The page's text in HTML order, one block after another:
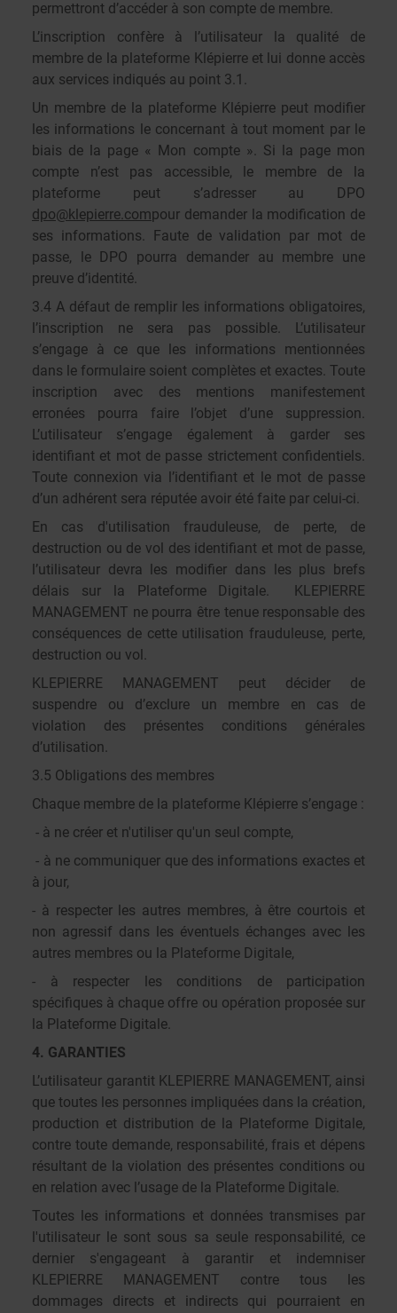
permettront d’accéder à son compte de membre.
L’inscription confère à l’utilisateur la qualité de
membre de la plateforme Klépierre et lui donne accès
aux services indiqués au point 3.1.
Un membre de la plateforme Klépierre peut modifier
les informations le concernant à tout moment par le
biais de la page « Mon compte ». Si la page mon
compte n’est pas accessible, le membre de la
plateforme peut s’adresser au DPO
dpo@klepierre.compour demander la modification de
ses informations. Faute de validation par mot de
passe, le DPO pourra demander au membre une
preuve d’identité.
3.4 A défaut de remplir les informations obligatoires,
l’inscription ne sera pas possible. L’utilisateur
s’engage à ce que les informations mentionnées
dans le formulaire soient complètes et exactes. Toute
inscription avec des mentions manifestement
erronées pourra faire l’objet d’une suppression.
L’utilisateur s’engage également à garder ses
identifiant et mot de passe strictement confidentiels.
Toute connexion via l’identifiant et le mot de passe
d’un adhérent sera réputée avoir été faite par celui-ci.
En cas d'utilisation frauduleuse, de perte, de
destruction ou de vol des identifiant et mot de passe,
l’utilisateur devra les modifier dans les plus brefs
délais sur la Plateforme Digitale. KLEPIERRE
MANAGEMENT ne pourra être tenue responsable des
conséquences de cette utilisation frauduleuse, perte,
destruction ou vol.
KLEPIERRE MANAGEMENT peut décider de
suspendre ou d’exclure un membre en cas de
violation des présentes conditions générales
d’utilisation.
3.5 Obligations des membres
Chaque membre de la plateforme Klépierre s’engage :
- à ne créer et n'utiliser qu'un seul compte,
- à ne communiquer que des informations exactes et
à jour,
- à respecter les autres membres, à être courtois et
non agressif dans les éventuels échanges avec les
autres membres ou la Plateforme Digitale,
- à respecter les conditions de participation
spécifiques à chaque offre ou opération proposée sur
la Plateforme Digitale.
4. GARANTIES
L’utilisateur garantit KLEPIERRE MANAGEMENT, ainsi
que toutes les personnes impliquées dans la création,
production et distribution de la Plateforme Digitale,
contre toute demande, responsabilité, frais et dépens
résultant de la violation des présentes conditions ou
en relation avec l’usage de la Plateforme Digitale.
Toutes les informations et données transmises par
l'utilisateur le sont sous sa seule responsabilité, ce
dernier s'engageant à garantir et indemniser
KLEPIERRE MANAGEMENT contre tous les
dommages directs et indirects qui pourraient en